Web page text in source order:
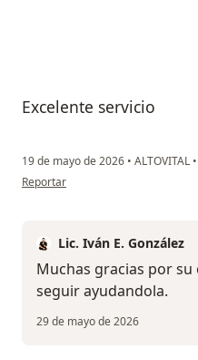
Excelente servicio
19 de mayo de 2026 • ALTOVITAL •
en opinión del usuario Nicole
Reportar
Lic. Iván E. González
Muchas gracias por
seguir ayudandola.
29 de mayo de 2026